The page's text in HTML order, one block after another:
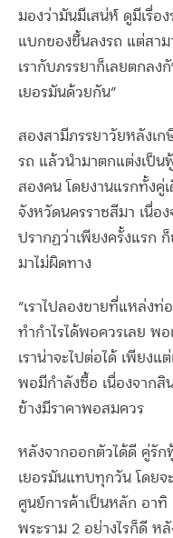
มองว่ามันมีเสน่ห์ ดูมีเรื่อ
แบกของขึ้นลงรถ แต่สาม
เรากับภรรยาก็เลยตกลง
เยอรมันด้วยกัน”
สองสามีภรรยาวัยหลังเ
รถ แล้วนำมาตกแต่งเป็น
สองคน โดยงานแรกทั้งคู่
จังหวัดนครราชสีมา เนื่อ
ปรากฏว่าเพียงครั้งแรก
มาไม่ผิดทาง
“เราไปลองขายที่แหล่งท่
ทำกำไรได้พอควรเลย พ
เราน่าจะไปต่อได้ เพียงแ
พอมีกำลังซื้อ เนื่องจากสิ
ข้างมีราคาพอสมควร
หลังจากออกตัวได้ดี คู่รัก
เยอรมันแทบทุกวัน โดยจ
ศูนย์การค้าเป็นหลัก อาทิ
พระราม 2 อย่างไรก็ดี